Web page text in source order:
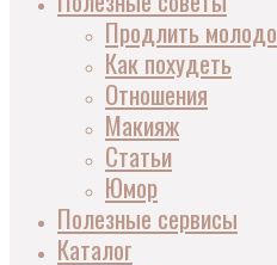
Продлить
Как похудеть
Отношения
Макияж
Статьи
Юмор
Полезные сервисы
Каталог